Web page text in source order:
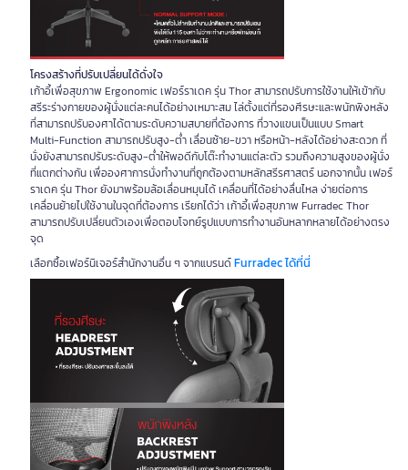
โครงสร้างที่ปรับเปลี่ยนได้ดั่งใจ
เก้าอี้เพื่อสุขภาพ Ergonomic เฟอร์ราเดค รุ่น Thor สามารถปรับการใช้งานให้เข้ากับ
สรีระร่างกายของผู้นั่งแต่ละคนได้อย่างเหมาะสม ไล่ตั้งแต่ที่รองศีรษะและพนักพิงหลัง
ที่สามารถปรับองศาได้ตามระดับความสบายที่ต้องการ ที่วางแขนเป็นแบบ Smart
Multi-Function สามารถปรับสูง-ต่ำ เลื่อนซ้าย-ขวา หรือหน้า-หลังได้อย่างสะดวก ที่
นั่งยังสามารถปรับระดับสูง-ต่ำให้พอดีกับโต๊ะทำงานแต่ละตัว รวมถึงความสูงของผู้นั่ง
ที่แตกต่างกัน เพื่อองศาการนั่งทำงานที่ถูกต้องตามหลักสรีรศาสตร์ นอกจากนั้น เฟอร์
ราเดค รุ่น Thor ยังมาพร้อมล้อเลื่อนหมุนได้ เคลื่อนที่ได้อย่างลื่นไหล ง่ายต่อการ
เคลื่อนย้ายไปใช้งานในจุดที่ต้องการ เรียกได้ว่า เก้าอี้เพื่อสุขภาพ Furradec Thor
สามารถปรับเปลี่ยนตัวเองเพื่อตอบโจทย์รูปแบบการทำงานอันหลากหลายได้อย่างตรง
จุด
เลือกซื้อเฟอร์นิเจอร์สำนักงานอื่น ๆ จากแบรนด์Furradec ได้ที่นี่